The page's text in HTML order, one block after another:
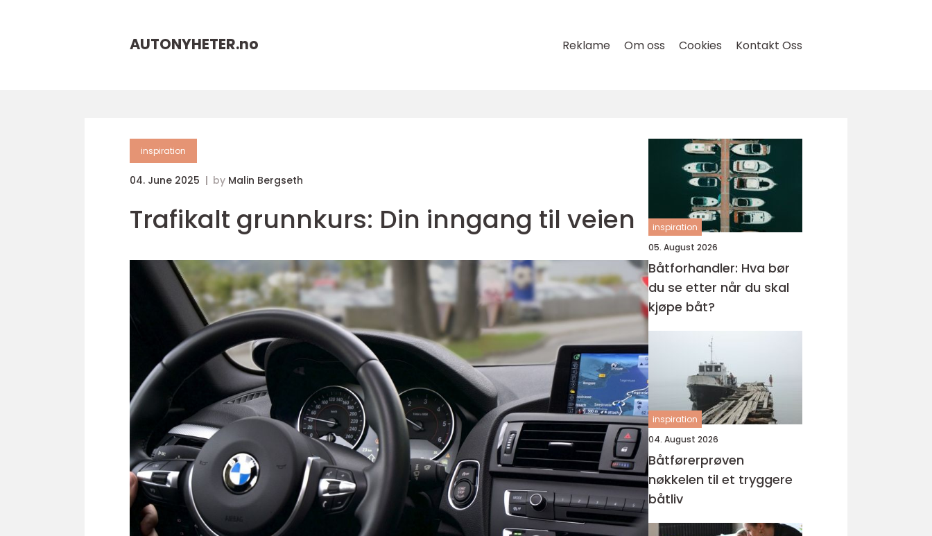
AUTONYHETER.no Reklame Om oss Cookies Kontakt Oss
inspiration
04. June 2025 by Malin Bergseth
Trafikalt grunnkurs: Din inngang til veien
inspiration
05. August 2026
Båtforhandler: Hva bør
du se etter når du skal
kjøpe båt?
inspiration
04. August 2026
Båtførerprøven
nøkkelen til et tryggere
båtliv